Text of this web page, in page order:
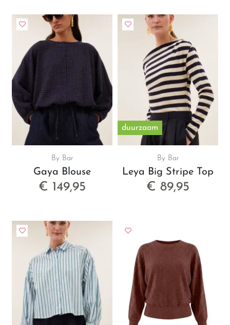
By Bar
Gaya Blouse
€ 149,95
duurzaam
By Bar
Leya Big Stripe Top
€ 89,95